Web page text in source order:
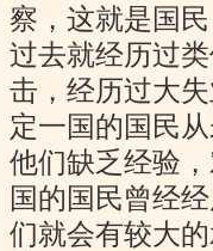
察，这就是国
过去就经历过
击，经历过大
定一国的国民
他们缺乏经验
国的国民曾经
们就会有较大